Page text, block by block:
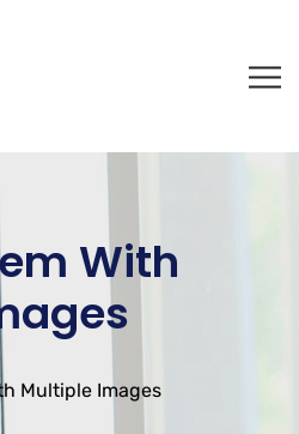
With
Multiple Images